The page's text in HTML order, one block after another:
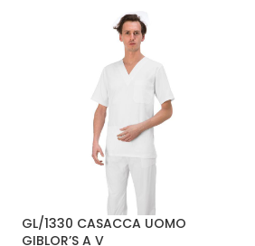
GL/1330 CASACCA UOMO
GIBLOR’S A V